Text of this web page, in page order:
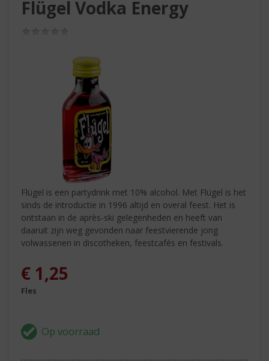
Flügel Vodka Energy
Flügel is een partydrink met 10% alcohol. Met Flügel is het
sinds de introductie in 1996 altijd en overal feest. Het is
ontstaan in de après-ski gelegenheden en heeft van
daaruit zijn weg gevonden naar feestvierende jong
volwassenen in discotheken, feestcafés en festivals.
€ 1,25
Fles